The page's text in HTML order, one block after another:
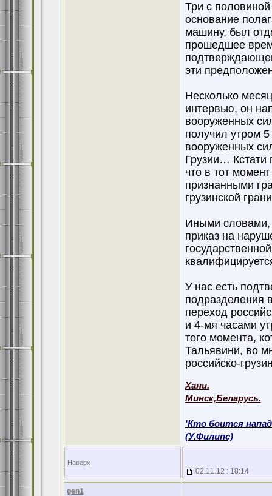
Три с
основание
машину, был
прошедшее
эти
Несколько
интервью, он
вооруженных
получил утром
вооруженных
Грузии… Кстати
что в тот
признанными
грузинской
Иными словами,
приказ на
У нас есть
подразделения
переход
и 4-мя часами
того момента,
Тальявини, во
российско-
Хани.
Минск,Беларусь.
'Кто боится
(У.Филипс)
Наверх
02.11.12 : 18:14
gen1